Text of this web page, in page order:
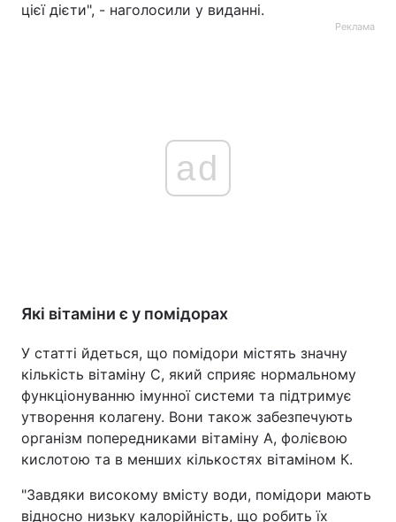
цієї дієти", - наголосили у виданні.
Реклама
ad
Які вітаміни є у помідорах
У статті йдеться, що помідори містять значну
кількість вітаміну С, який сприяє нормальному
функціонуванню імунної системи та підтримує
утворення колагену. Вони також забезпечують
організм попередниками вітаміну А, фолієвою
кислотою та в менших кількостях вітаміном К.
"Завдяки високому вмісту води, помідори мають
відносно низьку калорійність, що робить їх